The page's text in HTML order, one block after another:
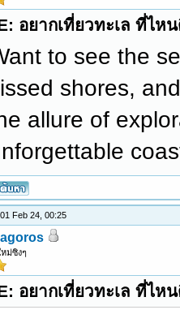
อยากเที่ยวทะเล ที่ไห
to see the
shores,
allure of
Feb 24, 00:25
ม่ซิงๆ
อยากเที่ยวทะเล ที่ไห